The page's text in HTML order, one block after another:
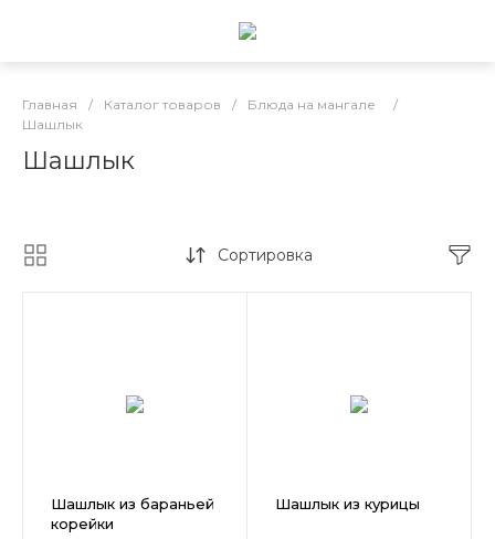
Главная / Каталог товаров / Блюда на мангале
/
Шашлык
Шашлык
Сортировка
Шашлык из бараньей
корейки
Шашлык из курицы